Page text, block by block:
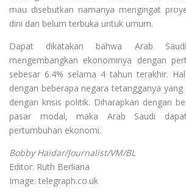
mau disebutkan namanya mengingat
dini dan belum terbuka untuk umum.
Dapat dikatakan bahwa Arab
mengembangkan ekonominya dengan
sebesar 6.4% selama 4 tahun terakhir.
dengan beberapa negara tetangganya yang
dengan krisis politik. Diharapkan dengan
pasar modal, maka Arab Saudi
pertumbuhan ekonomi.
Bobby Haidar/Journalist/VM/BL
Editor: Ruth Berliana
Image: telegraph.co.uk